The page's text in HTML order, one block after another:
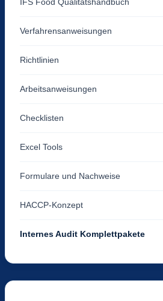
Verfahrensanweisungen
Richtlinien
Arbeitsanweisungen
Checklisten
Excel Tools
Formulare und Nachweise
HACCP-Konzept
Internes Audit Komplettpakete